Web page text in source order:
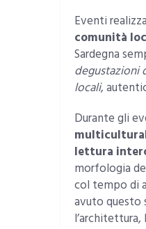
Eventi
comunità
Sardegna
degustazioni
locali,
Durante gli
lettura
morfologia
col tempo di
avuto questo